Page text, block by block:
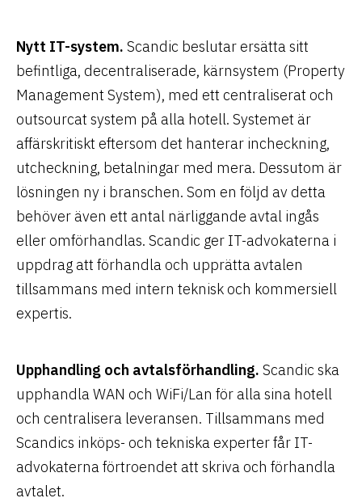
Nytt IT-system. Scandic beslutar ersätta sitt
befintliga, decentraliserade, kärnsystem (Property
Management System), med ett centraliserat och
outsourcat system på alla hotell. Systemet är
affärskritiskt eftersom det hanterar incheckning,
utcheckning, betalningar med mera. Dessutom är
lösningen ny i branschen. Som en följd av detta
behöver även ett antal närliggande avtal ingås
eller omförhandlas. Scandic ger IT-advokaterna i
uppdrag att förhandla och upprätta avtalen
tillsammans med intern teknisk och kommersiell
expertis.
Upphandling och avtalsförhandling. Scandic ska
upphandla WAN och WiFi/Lan för alla sina hotell
och centralisera leveransen. Tillsammans med
Scandics inköps- och tekniska experter får IT-
advokaterna förtroendet att skriva och förhandla
avtalet.